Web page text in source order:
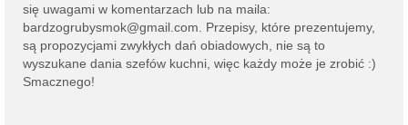
się uwagami w komentarzach lub na maila:
bardzogrubysmok@gmail.com . Przepisy, które prezentujemy,
są propozycjami zwykłych dań obiadowych, nie są to
wyszukane dania szefów kuchni, więc każdy może je zrobić :)
Smacznego!